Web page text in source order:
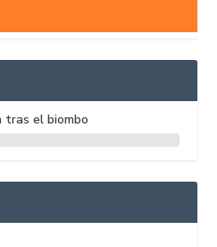
tras el biombo